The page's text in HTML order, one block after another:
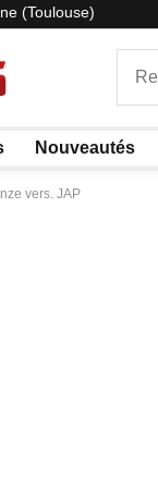
(Toulouse)
Nouveautés
vers. JAP